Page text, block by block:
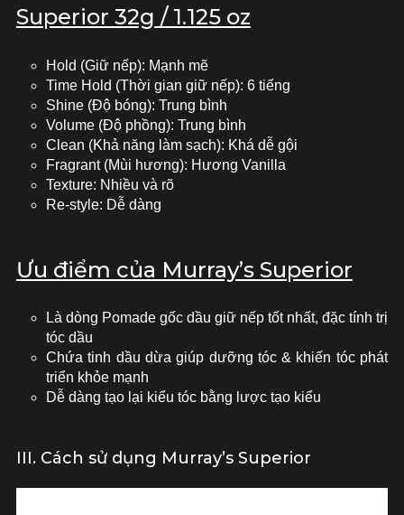
Superior 32g / 1.125 oz
Hold (Giữ nếp): Mạnh mẽ
Time Hold (Thời gian giữ nếp): 6 tiếng
Shine (Độ bóng): Trung bình
Volume (Độ phồng): Trung bình
Clean (Khả năng làm sạch): Khá dễ gội
Fragrant (Mùi hương): Hương Vanilla
Texture: Nhiều và rõ
Re-style: Dễ dàng
Ưu điểm của Murray’s Superior
Là dòng Pomade gốc dầu giữ nếp tốt nhất, đặc tính trị
tóc dầu
Chứa tinh dầu dừa giúp dưỡng tóc & khiến tóc phát
triển khỏe mạnh
Dễ dàng tạo lại kiểu tóc bằng lược tạo kiểu
III. Cách sử dụng Murray’s Superior